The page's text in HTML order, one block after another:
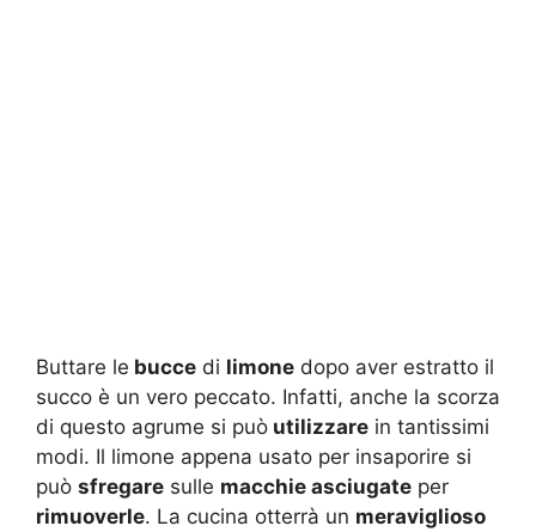
Buttare le bucce di limone dopo aver estratto il
succo è un vero peccato. Infatti, anche la scorza
di questo agrume si può utilizzare in tantissimi
modi. Il limone appena usato per insaporire si
può sfregare sulle macchie asciugate per
rimuoverle. La cucina otterrà un meraviglioso